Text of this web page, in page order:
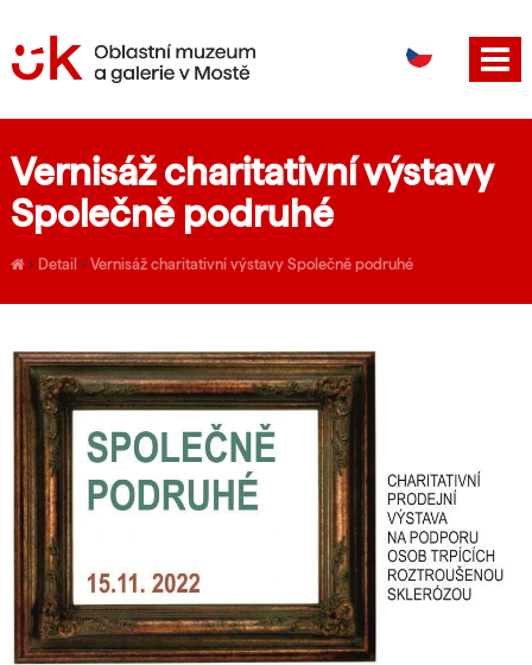
EN
Vernisáž charitativní výstavy
Společně podruhé
› Detail › Vernisáž charitativní výstavy Společně podruhé